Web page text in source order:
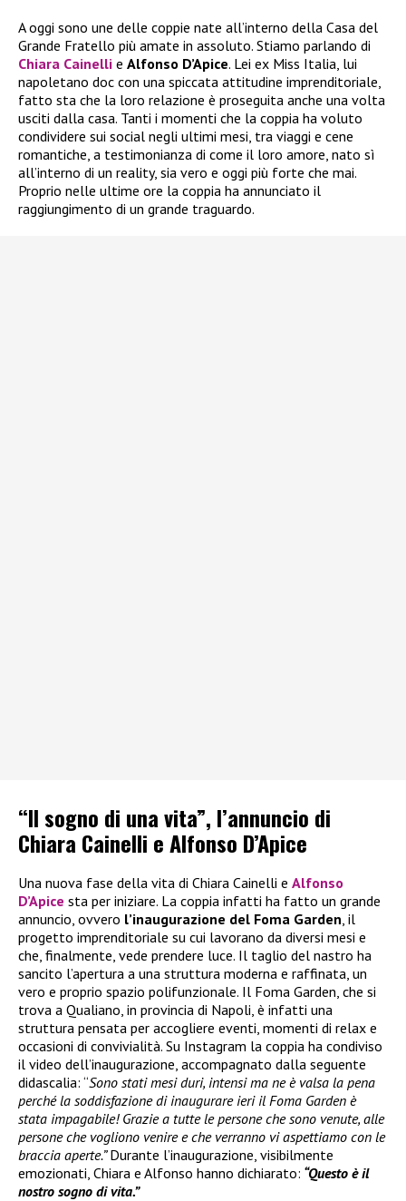
A oggi sono une delle coppie nate all’interno della Casa del
Grande Fratello più amate in assoluto. Stiamo parlando di
Chiara Cainelli e Alfonso D’Apice. Lei ex Miss Italia, lui
napoletano doc con una spiccata attitudine imprenditoriale,
fatto sta che la loro relazione è proseguita anche una volta
usciti dalla casa. Tanti i momenti che la coppia ha voluto
condividere sui social negli ultimi mesi, tra viaggi e cene
romantiche, a testimonianza di come il loro amore, nato sì
all’interno di un reality, sia vero e oggi più forte che mai.
Proprio nelle ultime ore la coppia ha annunciato il
raggiungimento di un grande traguardo.
“Il sogno di una vita”, l’annuncio di
Chiara Cainelli e Alfonso D’Apice
Una nuova fase della vita di Chiara Cainelli e Alfonso
D’Apice sta per iniziare. La coppia infatti ha fatto un grande
annuncio, ovvero l’inaugurazione del Foma Garden , il
progetto imprenditoriale su cui lavorano da diversi mesi e
che, finalmente, vede prendere luce. Il taglio del nastro ha
sancito l’apertura a una struttura moderna e raffinata, un
vero e proprio spazio polifunzionale. Il Foma Garden, che si
trova a Qualiano, in provincia di Napoli, è infatti una
struttura pensata per accogliere eventi, momenti di relax e
occasioni di convivialità. Su Instagram la coppia ha condiviso
il video dell’inaugurazione, accompagnato dalla seguente
didascalia: “Sono stati mesi duri, intensi ma ne è valsa la pena
perché la soddisfazione di inaugurare ieri il Foma Garden è
stata impagabile! Grazie a tutte le persone che sono venute, alle
persone che vogliono venire e che verranno vi aspettiamo con le
braccia aperte.”Durante l’inaugurazione, visibilmente
emozionati, Chiara e Alfonso hanno dichiarato: “Questo è il
nostro sogno di vita.”